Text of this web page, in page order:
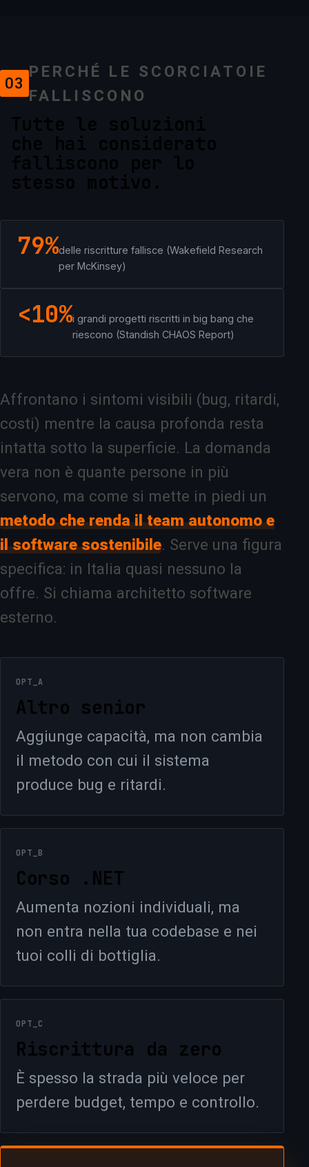
03
PERCHÉ LE SCORCIATOIE
FALLISCONO
79%delle riscritture fallisce (Wakefield Research
per McKinsey)
<10%i grandi progetti riscritti in big bang che
riescono (Standish CHAOS Report)
Affrontano i sintomi visibili (bug, ritardi,
costi) mentre la causa profonda resta
intatta sotto la superficie. La domanda
vera non è quante persone in più
servono, ma come si mette in piedi un
metodo che renda il team autonomo e
il software sostenibile. Serve una figura
specifica: in Italia quasi nessuno la
offre. Si chiama architetto software
esterno.
OPT_A
Altro senior
Aggiunge capacità, ma non cambia
il metodo con cui il sistema
produce bug e ritardi.
OPT_B
Corso .NET
Aumenta nozioni individuali, ma
non entra nella tua codebase e nei
tuoi colli di bottiglia.
OPT_C
Riscrittura da zero
È spesso la strada più veloce per
perdere budget, tempo e controllo.